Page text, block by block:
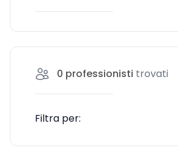
0 professionisti trovati
Filtra per: